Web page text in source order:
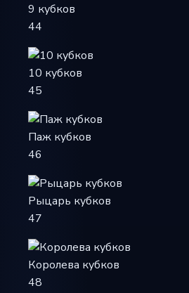
9 кубков
44
10 кубков
45
Паж кубков
46
Рыцарь кубков
47
Королева кубков
48